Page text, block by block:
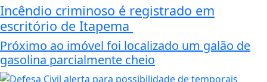
Incêndio criminoso é registrado em
escritório de Itapema
Próximo ao imóvel foi localizado um galão de
gasolina parcialmente cheio